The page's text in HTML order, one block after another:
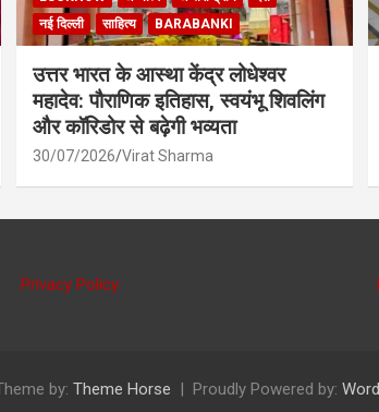
नई दिल्ली
साहित्य BARABANKI
उत्तर भारत के आस्था केंद्र लोधेश्वर
महादेव: पौराणिक इतिहास, स्वयंभू शिवलिंग
और कॉरिडोर से बढ़ेगी भव्यता
30/07/2026 Virat Sharma
Privacy Policy
by: Theme Horse Proudly Powered by: